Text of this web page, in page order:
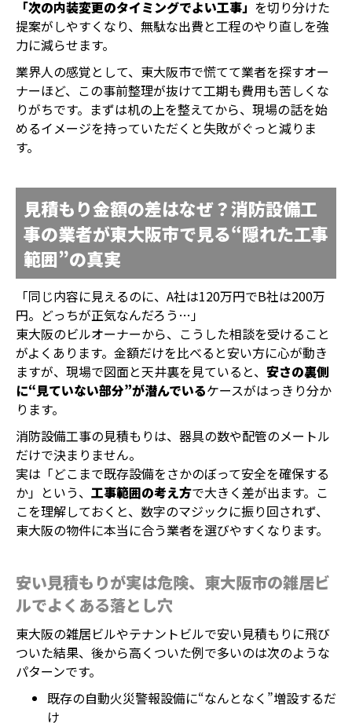
「次の内装変更のタイミングでよい工事」 を切り分けた
提案がしやすくなり、無駄な出費と工程のやり直しを強
力に減らせます。
業界人の感覚として、東大阪市で慌てて業者を探すオー
ナーほど、この事前整理が抜けて工期も費用も苦しくな
りがちです。まずは机の上を整えてから、現場の話を始
めるイメージを持っていただくと失敗がぐっと減りま
す。
見積もり金額の差はなぜ？消防設備工
事の業者が東大阪市で見る“隠れた工事
範囲”の真実
「同じ内容に見えるのに、A社は120万円でB社は200万
円。どっちが正気なんだろう…」
東大阪のビルオーナーから、こうした相談を受けること
がよくあります。金額だけを比べると安い方に心が動き
ますが、現場で図面と天井裏を見ていると、 安さの裏側
に“見ていない部分”が潜んでいるケースがはっきり分か
ります。
消防設備工事の見積もりは、器具の数や配管のメートル
だけで決まりません。
実は「どこまで既存設備をさかのぼって安全を確保する
か」という、 工事範囲の考え方で大きく差が出ます。こ
こを理解しておくと、数字のマジックに振り回されず、
東大阪の物件に本当に合う業者を選びやすくなります。
安い見積もりが実は危険、東大阪市の雑居ビ
ルでよくある落とし穴
東大阪の雑居ビルやテナントビルで安い見積もりに飛び
ついた結果、後から高くついた例で多いのは次のような
パターンです。
既存の自動火災警報設備に“なんとなく”増設するだ
け